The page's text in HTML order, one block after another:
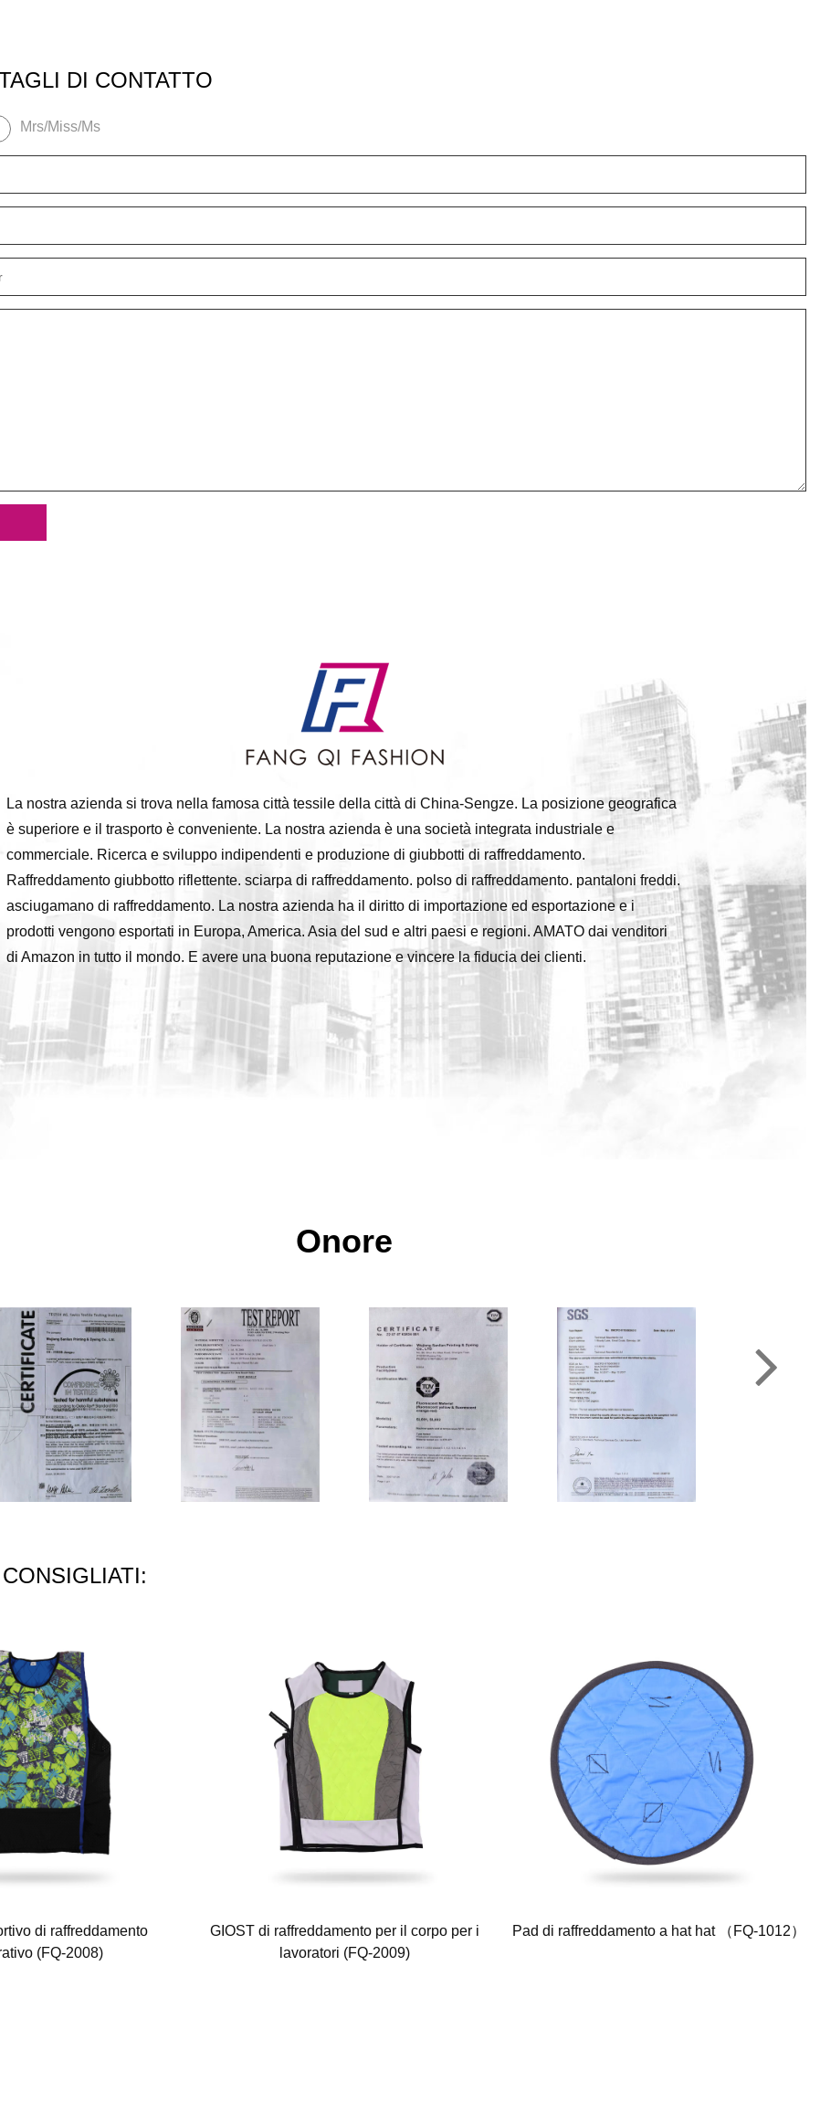
DI CONTATTO
Mrs/Miss/Ms
La nostra azienda si trova nella famosa città tessile della città di China-Sengze. La posizione geografica
è superiore e il trasporto è conveniente. La nostra azienda è una società integrata industriale e
commerciale. Ricerca e sviluppo indipendenti e produzione di giubbotti di raffreddamento.
Raffreddamento giubbotto riflettente. sciarpa di raffreddamento. polso di raffreddamento. pantaloni freddi.
asciugamano di raffreddamento. La nostra azienda ha il diritto di importazione ed esportazione e i
prodotti vengono esportati in Europa, America. Asia del sud e altri paesi e regioni. AMATO dai venditori
di Amazon in tutto il mondo. E avere una buona reputazione e vincere la fiducia dei clienti.
Onore
di raffreddamento
(FQ-2008)
GIOST di raffreddamento per il corpo per i
lavoratori (FQ-2009)
Pad di raffreddamento a hat hat （FQ-1012）